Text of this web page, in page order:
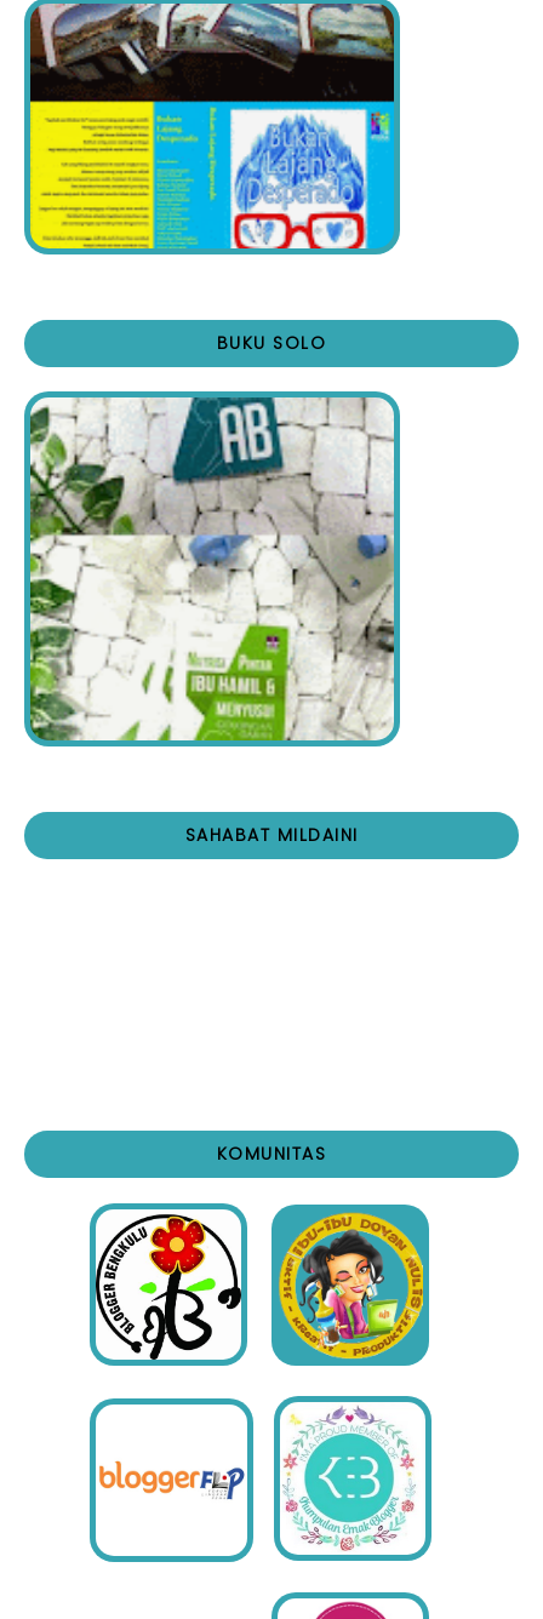
BUKU SOLO
SAHABAT MILDAINI
KOMUNITAS